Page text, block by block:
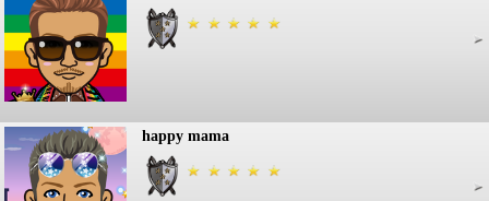
happy mama